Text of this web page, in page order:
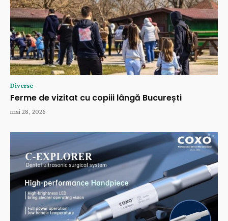
Diverse
Ferme de vizitat cu copiii lângă București
mai 28, 2026